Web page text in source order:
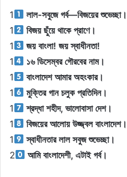
1
লাল-সবুজে গর্ব—বিজয়ের শুভেচ্ছা।
1
বিজয় ছুঁয়ে থাকে প্রাণে।
1
জয় বাংলা! জয় স্বাধীনতা!
1
১৬ ডিসেম্বর গৌরবের নাম।
1
বাংলাদেশ আমার অহংকার।
1
মুক্তির গান চলুক প্রতিদিন।
1
শ্রদ্ধা শহীদ, ভালোবাসা দেশ।
1
বিজয়ের আলোয় উজ্জ্বল বাংলাদেশ।
1
স্বাধীনতার লাল সবুজ শুভেচ্ছা।
2
আমি বাংলাদেশী, এটাই গর্ব।